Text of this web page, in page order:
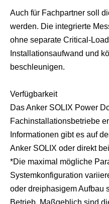
Auch für Fachpartner soll
werden. Die integrierte
ohne separate Critical-
Installationsaufwand und
beschleunigen.
Verfügbarkeit
Das Anker SOLIX Power
Fachinstallationsbetriebe
Informationen gibt es auf
Anker SOLIX oder direkt
*Die maximal mögliche
Systemkonfiguration
oder dreiphasigem Aufbau
Betrieb. Maßgeblich sind